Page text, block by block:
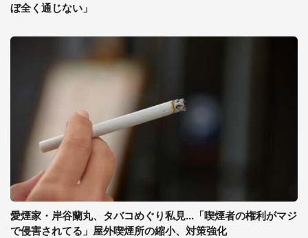
ぼ全く通じない」
愛煙家・岸谷蘭丸、タバコめぐり私見...「喫煙者の権利がマジ
で侵害されてる」屋外喫煙所の縮小、対策強化